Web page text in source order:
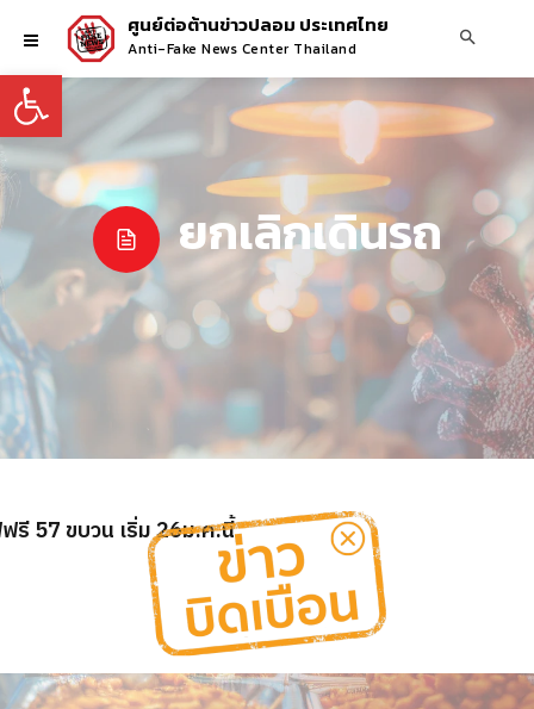
Open toolbar
ศูนย์ต่อต้านข่าวปลอม ประเทศไทย
Anti-Fake News Center Thailand
ยกเลิกเดินรถ
รี 57 ขบวน เริ่ม 26ม.ค.นี้